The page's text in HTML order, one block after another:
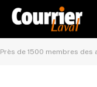
Près de 1500 membres des alcooliques